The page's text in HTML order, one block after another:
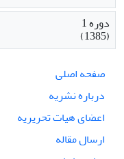
دوره 1
(1385)
صفحه اصلی
درباره نشریه
اعضای هیات تحریریه
ارسال مقاله